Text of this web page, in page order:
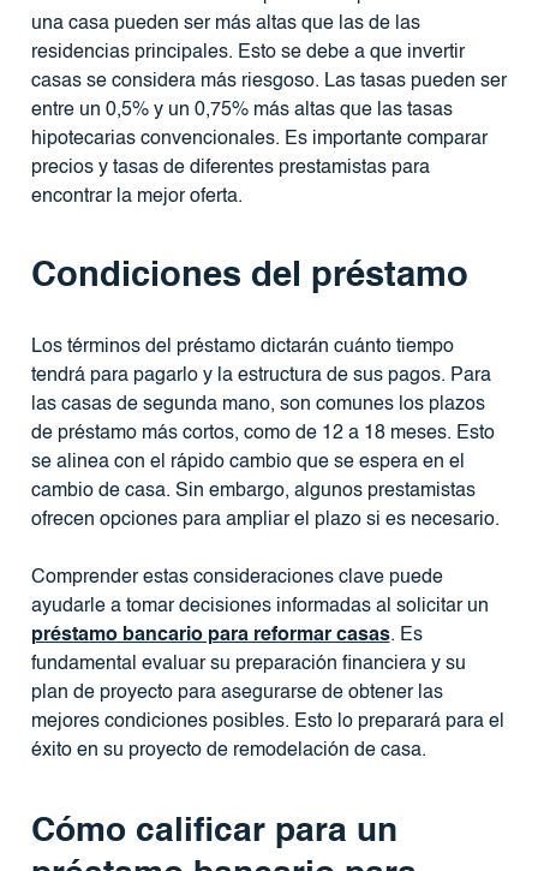
una casa pueden ser más altas que las de las
residencias principales. Esto se debe a que invertir
casas se considera más riesgoso. Las tasas pueden ser
entre un 0,5% y un 0,75% más altas que las tasas
hipotecarias convencionales. Es importante comparar
precios y tasas de diferentes prestamistas para
encontrar la mejor oferta.
Condiciones del préstamo
Los términos del préstamo dictarán cuánto tiempo
tendrá para pagarlo y la estructura de sus pagos. Para
las casas de segunda mano, son comunes los plazos
de préstamo más cortos, como de 12 a 18 meses. Esto
se alinea con el rápido cambio que se espera en el
cambio de casa. Sin embargo, algunos prestamistas
ofrecen opciones para ampliar el plazo si es necesario.
Comprender estas consideraciones clave puede
ayudarle a tomar decisiones informadas al solicitar un
préstamo bancario para reformar casas. Es
fundamental evaluar su preparación financiera y su
plan de proyecto para asegurarse de obtener las
mejores condiciones posibles. Esto lo preparará para el
éxito en su proyecto de remodelación de casa.
Cómo calificar para un